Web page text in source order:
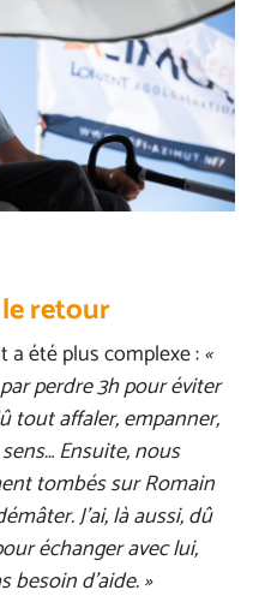
retour
été plus complexe :«
perdre 3h pour éviter
tout affaler, empanner,
Ensuite, nous
tombés sur Romain
J’ai, là aussi, dû
échanger avec lui,
besoin d’aide. »